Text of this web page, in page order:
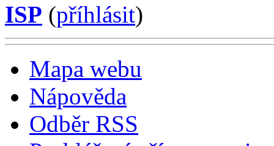
ISP (příhlásit)
Mapa webu
Nápověda
Odběr RSS